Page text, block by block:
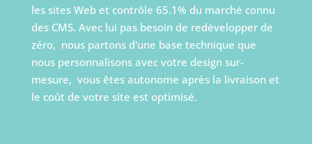
les sites Web et contrôle 65.1% du marché connu
des CMS. Avec lui pas besoin de redévelopper de
zéro, nous partons d'une base technique que
nous personnalisons avec votre design sur-
mesure, vous êtes autonome après la livraison et
le coût de votre site est optimisé.